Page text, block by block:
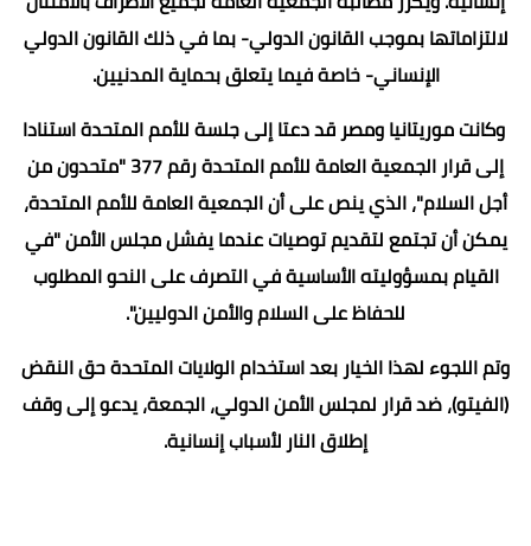
لالتزاماتها بموجب القانون الدولي- بما في ذلك القانون الدولي
الإنساني- خاصة فيما يتعلق بحماية المدنيين.
وكانت موريتانيا ومصر قد دعتا إلى جلسة للأمم المتحدة استنادا
إلى قرار الجمعية العامة للأمم المتحدة رقم 377 "متحدون من
أجل السلام"، الذي ينص على أن الجمعية العامة للأمم المتحدة،
يمكن أن تجتمع لتقديم توصيات عندما يفشل مجلس الأمن "في
القيام بمسؤوليته الأساسية في التصرف على النحو المطلوب
للحفاظ على السلام والأمن الدوليين".
وتم اللجوء لهذا الخيار بعد استخدام الولايات المتحدة حق النقض
(الفيتو)، ضد قرار لمجلس الأمن الدولي، الجمعة، يدعو إلى وقف
إطلاق النار لأسباب إنسانية.